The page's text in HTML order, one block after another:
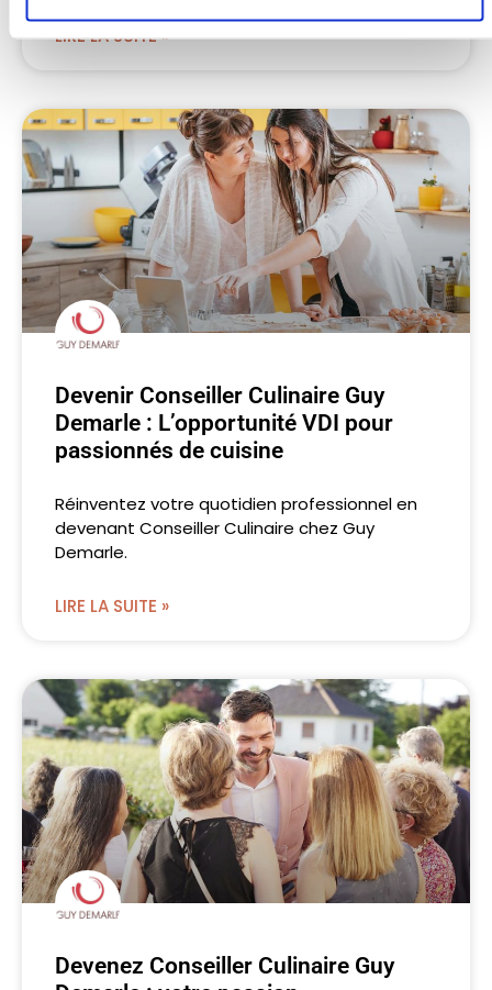
LIRE LA SUITE »
Devenir Conseiller Culinaire Guy
Demarle : L’opportunité VDI pour
passionnés de cuisine
Réinventez votre quotidien professionnel en
devenant Conseiller Culinaire chez Guy
Demarle.
LIRE LA SUITE »
Devenez Conseiller Culinaire Guy